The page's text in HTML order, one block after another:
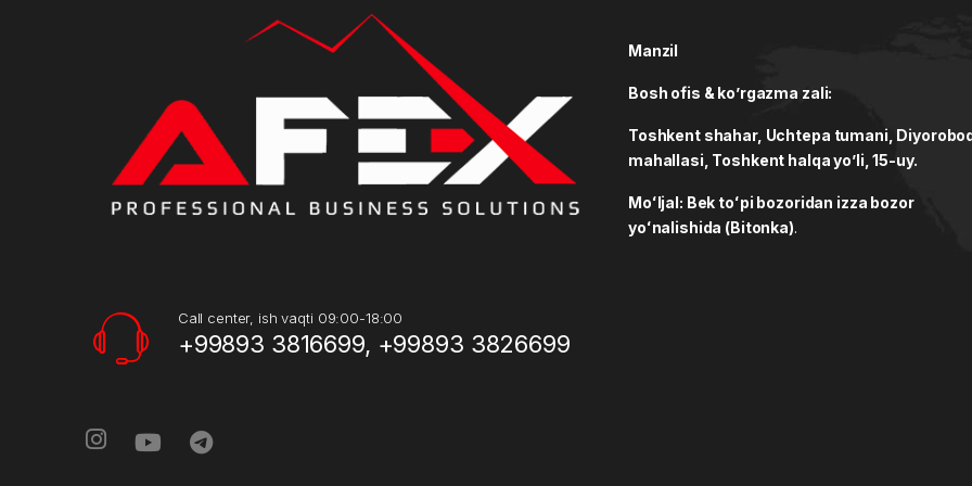
Call center, ish vaqti 09:00-18:00
+99893 3816699, +99893 3826699
Manzil
Bosh ofis & ko’rgazma zali:
Toshkent shahar, Uchtepa tumani,
mahallasi, Toshkent halqa yo’li, 15-uy.
Moʻljal: Bek toʻpi bozoridan izza bozor
yoʻnalishida (Bitonka).